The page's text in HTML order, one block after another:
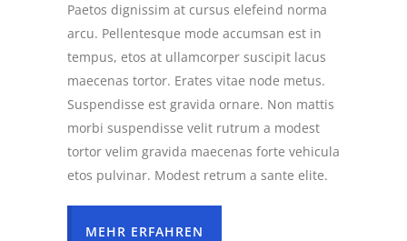
Paetos dignissim at cursus elefeind norma
arcu. Pellentesque mode accumsan est in
tempus, etos at ullamcorper suscipit lacus
maecenas tortor. Erates vitae node metus.
Suspendisse est gravida ornare. Non mattis
morbi suspendisse velit rutrum a modest
tortor velim gravida maecenas forte vehicula
etos pulvinar. Modest retrum a sante elite.
MEHR ERFAHREN